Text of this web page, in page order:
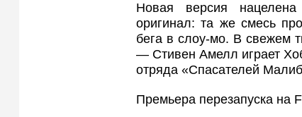
Новая версия
оригинал: та же смесь
бега в слоу-мо. В свежем
— Стивен Амелл играет
отряда «Спасателей
Премьера перезапуска на